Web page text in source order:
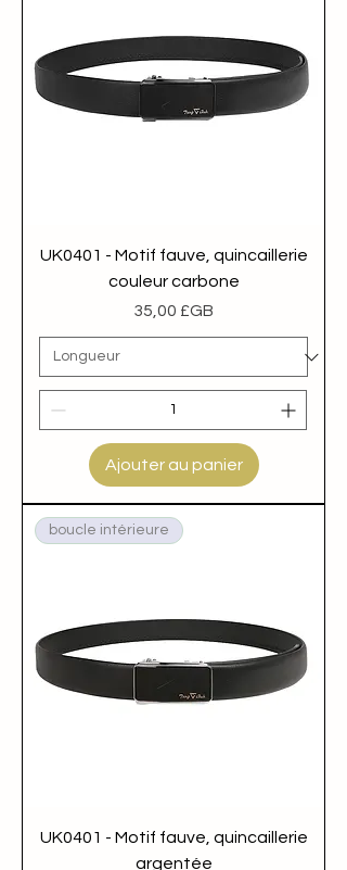
UK0401 - Motif fauve, quincaillerie
couleur carbone
Prix
35,00 £GB
Ajouter au panier
boucle intérieure
UK0401 - Motif fauve, quincaillerie
argentée